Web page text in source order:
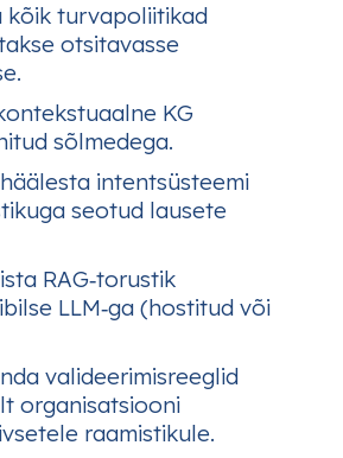
kõik turvapoliitikad
otsitavasse
KG
sõlmedega.
intentsüsteemi
seotud lausete
RAG‑torustik
LLM‑ga (hostitud või
valideerimisreeglid
organisatsiooni
raamistikule.